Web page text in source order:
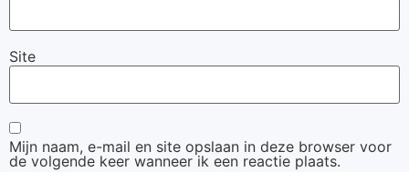
Site
Mijn naam, e-mail en site opslaan in deze browser voor
de volgende keer wanneer ik een reactie plaats.